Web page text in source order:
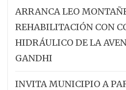
ARRANCA LEO
REHABILITACIÓN CON
HIDRÁULICO DE LA
GANDHI
INVITA MUNICIPIO A